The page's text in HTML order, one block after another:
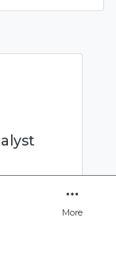
More